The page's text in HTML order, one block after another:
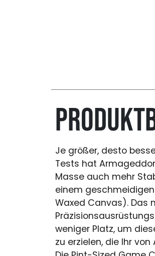
Je größer, desto
Tests hat
Masse auch mehr
einem
Waxed Canvas). Das
weniger Platz, um
zu erzielen, die Ihr